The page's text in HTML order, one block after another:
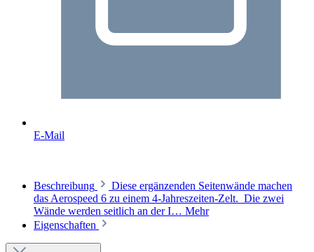
E-Mail
Beschreibung
Diese ergänzenden Seitenwände machen
das Aerospeed 6 zu einem 4-Jahreszeiten-Zelt. Die zwei
Wände werden seitlich an der I… Mehr
Eigenschaften